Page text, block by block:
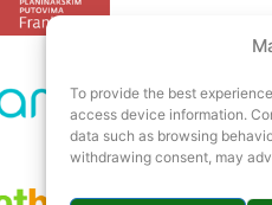
To provide the best
access device information.
data such as browsing
withdrawing consent, may